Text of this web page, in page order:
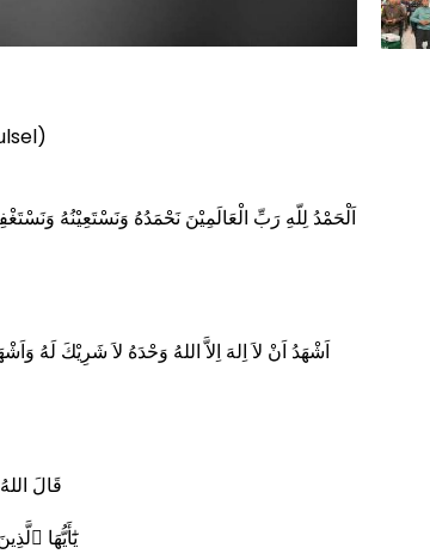
اَلْحَمْدُ لِلّهِ رَبِّ الْعَالَمِيْنَ نَحْمَدُهُ وَنَسْتَعِيْنُهُ
اَشْهَدُ اَنْ لاَ اِلهَ اِلاَّ اللهُ وَحْدَهُ لاَ شَرِيْكَ لَهُ
يَٰٓأَيُّهَا ٱلَّذِينَ ءَامَنُواْ ٱتَّقُواْ ٱللَّهَ حَقَّ تُقَاتِهِۦ وَلَا تَمُوتُنَّ إِلَّا وَأَنتُم مُّسۡلِمُونَ